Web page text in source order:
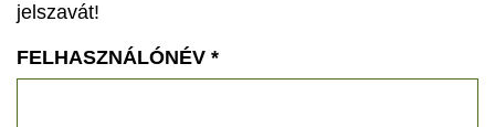
ÖKOTURIZMUS
jelszavát!
FELHASZNÁLÓNÉV *